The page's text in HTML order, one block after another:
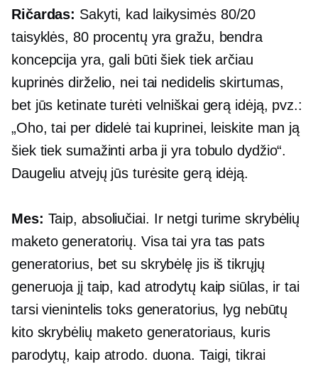
Ričardas: Sakyti, kad laikysimės 80/20
taisyklės, 80 procentų yra gražu, bendra
koncepcija yra, gali būti šiek tiek arčiau
kuprinės dirželio, nei tai nedidelis skirtumas,
bet jūs ketinate turėti velniškai gerą idėją, pvz.:
„Oho, tai per didelė tai kuprinei, leiskite man ją
šiek tiek sumažinti arba ji yra tobulo dydžio“.
Daugeliu atvejų jūs turėsite gerą idėją.
Mes: Taip, absoliučiai. Ir netgi turime skrybėlių
maketo generatorių. Visa tai yra tas pats
generatorius, bet su skrybėlę jis iš tikrųjų
generuoja jį taip, kad atrodytų kaip siūlas, ir tai
tarsi vienintelis toks generatorius, lyg nebūtų
kito skrybėlių maketo generatoriaus, kuris
parodytų, kaip atrodo. duona. Taigi, tikrai